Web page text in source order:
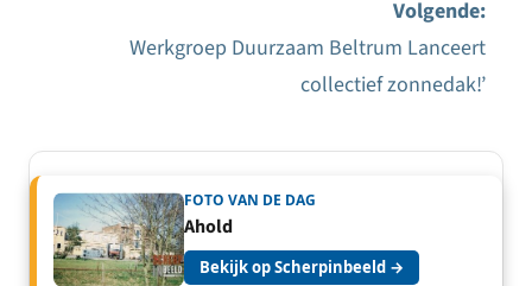
Volgende:
Werkgroep Duurzaam Beltrum Lanceert
collectief zonnedak!’
FOTO VAN DE DAG
Ahold
Bekijk op Scherpinbeeld →